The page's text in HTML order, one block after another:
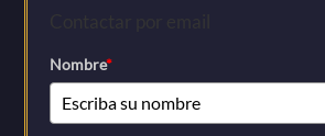
Nombre*